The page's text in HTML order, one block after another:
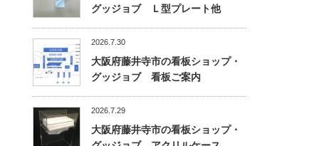
グッジョブ Ｌ型プレート他
2026.7.30
大阪府藤井寺市の看板ショップ・
グッジョブ 看板ご案内
2026.7.29
大阪府藤井寺市の看板ショップ・